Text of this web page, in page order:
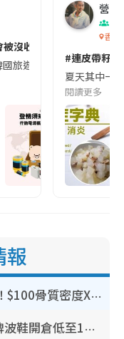
沒收😱出發前切記檢查
國旅遊的民眾，近期要
營養
香港
#連皮帶籽
夏天其中一
閱讀更多
報
港大推賽馬會強化骨骼計劃！$100骨質密度X光檢查 完成免費運動訓練送超市禮券！附參加資格
開倉優惠 | 尖沙咀海港城名牌波鞋開倉低至1折！On鞋$899起／Joy&Peace鞋履$98起